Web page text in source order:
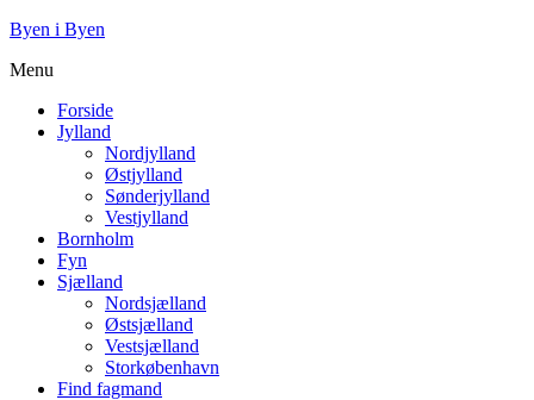
Byen i Byen
Menu
Forside
Jylland
Nordjylland
Østjylland
Sønderjylland
Vestjylland
Bornholm
Fyn
Sjælland
Nordsjælland
Østsjælland
Vestsjælland
Storkøbenhavn
Find fagmand